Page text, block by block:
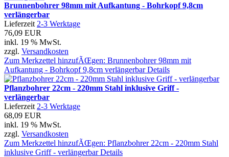
Brunnenbohrer 98mm mit Aufkantung - Bohrkopf 9,8cm
verlängerbar
Lieferzeit 2-3 Werktage
76,09 EUR
inkl. 19 % MwSt.
zzgl. Versandkosten
Zum Merkzettel hinzufÃŒgen: Brunnenbohrer 98mm mit
Aufkantung - Bohrkopf 9,8cm verlängerbar Details
Pflanzbohrer 22cm - 220mm Stahl inklusive Griff -
verlängerbar
Lieferzeit 2-3 Werktage
68,09 EUR
inkl. 19 % MwSt.
zzgl. Versandkosten
Zum Merkzettel hinzufÃŒgen: Pflanzbohrer 22cm - 220mm Stahl
inklusive Griff - verlängerbar Details